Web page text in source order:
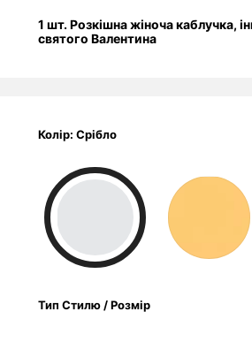
1 шт. Розкішна жіноча каблучка,
святого Валентина
Колір: Срібло
Тип Стилю / Розмір